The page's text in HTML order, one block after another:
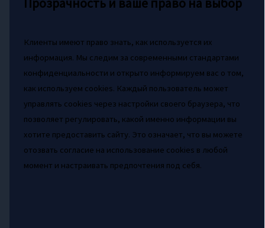
Клиенты имеют право знать, как используется их
информация. Мы следим за современными стандартами
конфиденциальности и открыто информируем вас о том,
как используем cookies. Каждый пользователь может
управлять cookies через настройки своего браузера, что
позволяет регулировать, какой именно информации вы
хотите предоставить сайту. Это означает, что вы можете
отозвать согласие на использование cookies в любой
момент и настраивать предпочтения под себя.